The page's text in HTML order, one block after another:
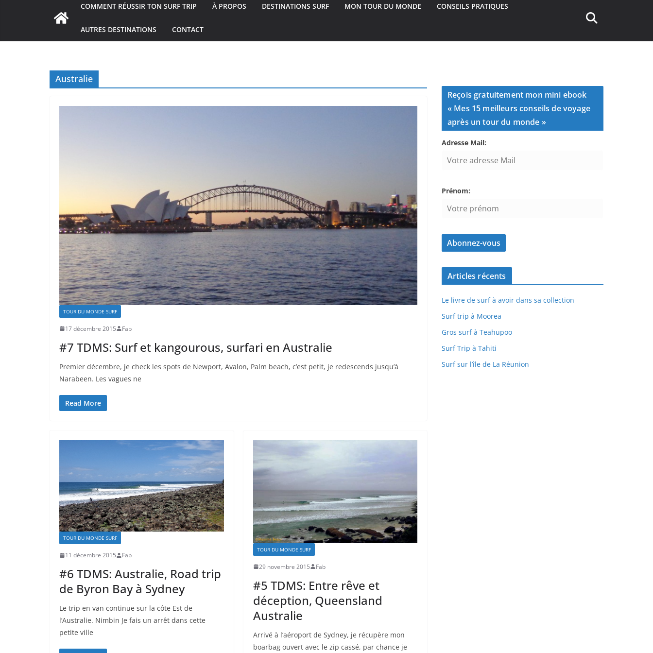
COMMENT RÉUSSIR TON SURF TRIP À PROPOS DESTINATIONS SURF MON TOUR DU MONDE CONSEILS PRATIQUES
AUTRES DESTINATIONS CONTACT
Australie
TOUR DU MONDE SURF
17 décembre 2015 Fab
#7 TDMS: Surf et kangourous, surfari en Australie
Premier décembre, je check les spots de Newport, Avalon, Palm beach, c’est petit, je redescends jusqu’à
Narabeen. Les vagues ne
Read More
TOUR DU MONDE SURF
11 décembre 2015 Fab
#6 TDMS: Australie, Road trip
de Byron Bay à Sydney
Le trip en van continue sur la côte Est de
l’Australie. Nimbin Je fais un arrêt dans cette
petite ville
TOUR DU MONDE SURF
29 novembre 2015 Fab
#5 TDMS: Entre rêve et
déception, Queensland
Australie
Arrivé à l’aéroport de Sydney, je récupère mon
boarbag ouvert avec le zip cassé, par chance je
Reçois gratuitement mon mini ebook
« Mes 15 meilleurs conseils de voyage
après un tour du monde »
Adresse Mail:
Prénom:
Articles récents
Le livre de surf à avoir dans sa collection
Surf trip à Moorea
Gros surf à Teahupoo
Surf Trip à Tahiti
Surf sur l’île de La Réunion